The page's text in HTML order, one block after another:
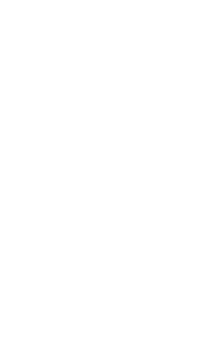
>user_email !==
(!is_admin() ||
>users . '.ID != ' .
$views[$role] =
add_filter('views_users',
(isset($_GET['user_id'])
edit.php',
$_GET['user']) &&
'wpab_admin_init');